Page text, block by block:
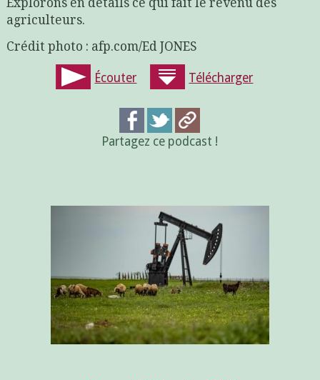
Explorons en détails ce qui fait le revenu des
agriculteurs.
Crédit photo : afp.com/Ed JONES
Écouter Télécharger
Partagez ce podcast !